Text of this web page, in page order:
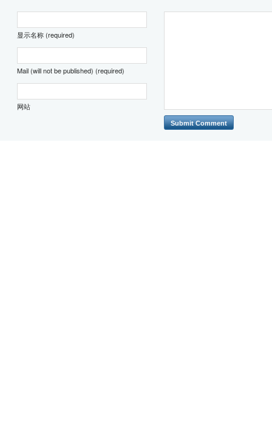
显示名称 (required)
Mail (will not be published) (required)
网站